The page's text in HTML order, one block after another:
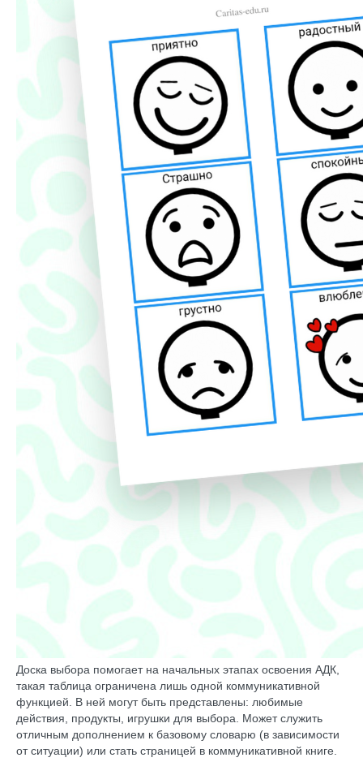
Доска выбора помогает на начальных этапах освоения АДК,
такая таблица ограничена лишь одной коммуникативной
функцией. В ней могут быть представлены: любимые
действия, продукты, игрушки для выбора. Может служить
отличным дополнением к базовому словарю (в зависимости
от ситуации) или стать страницей в коммуникативной книге.